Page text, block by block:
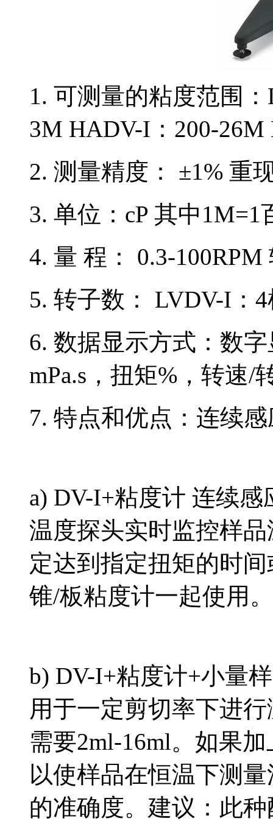
1. 可测量的粘度范围
3M HADV-I：200-26M
2. 测量精度： ±1% 重
3. 单位：cP 其中1M=1
4. 量 程： 0.3-100RPM
5. 转子数： LVDV-I：
6. 数据显示方式：数
mPa.s，扭矩%，转速/
7. 特点和优点：连续
a) DV-I+粘度计 连续
温度探头实时监控样
定达到指定扭矩的时
锥/板粘度计一起使用。
b) DV-I+粘度计+小量
用于一定剪切率下进
需要2ml-16ml。如果
以使样品在恒温下测
的准确度。建议：此